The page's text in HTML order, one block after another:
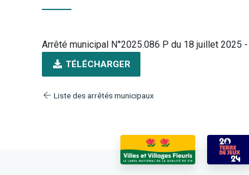
Arrêté municipal N°2025.086 P du 18 juillet 2025 -
TÉLÉCHARGER
Liste des arrêtés municipaux